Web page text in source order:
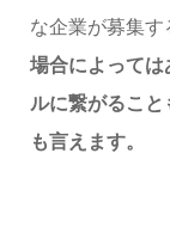
な企業が募集す
場合によっては
ルに繋がるこ
も言えます。